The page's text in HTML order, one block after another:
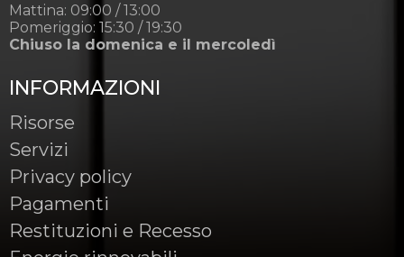
Mattina: 09:00 / 13:00
Pomeriggio: 15:30 / 19:30
Chiuso la domenica e il mercoledì
INFORMAZIONI
Risorse
Servizi
Privacy policy
Pagamenti
Restituzioni e Recesso